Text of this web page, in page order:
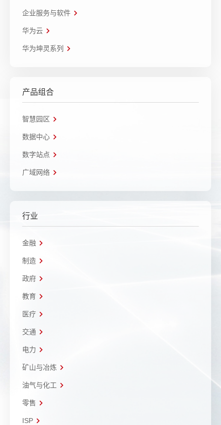
企业服务与软件
华为云
华为坤灵系列
产品组合
智慧园区
数据中心
数字站点
广域网络
行业
金融
制造
政府
教育
医疗
交通
电力
矿山与冶炼
油气与化工
零售
ISP